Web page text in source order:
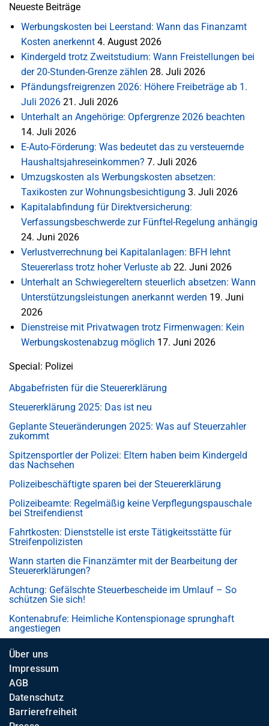
Neueste Beiträge
Werbungskosten bei Leerstand: Wann das Finanzamt
Kosten anerkennt 4. August 2026
Kindergeld trotz Zweitstudium: Wann Freistellungen bei
der 20-Stunden-Grenze zählen 28. Juli 2026
Pfändungsfreigrenzen 2026: Höhere Freibeträge ab 1.
Juli 2026 21. Juli 2026
Unterhalt an Angehörige: Opfergrenze 2026 beachten
14. Juli 2026
E-Auto-Förderung: Was bedeutet das zu versteuernde
Haushaltsjahreseinkommen? 7. Juli 2026
Umzugskosten als Werbungskosten absetzen:
Taxikosten zur Wohnungsbesichtigung 3. Juli 2026
Kapitalabfindung für Direktversicherung:
Verfassungsbeschwerde zur Fünftel-Regelung anhängig
24. Juni 2026
Verlustverrechnung bei Kapitalanlagen: BFH lehnt
Steuererlass trotz hoher Verluste ab 22. Juni 2026
Unterhalt an Schwiegereltern steuerlich absetzen: Wann
Unterstützungsleistungen anerkannt werden 19. Juni
2026
Dienstreise mit Privatwagen trotz Firmenwagen: Kein
Werbungskostenabzug möglich 17. Juni 2026
Special: Polizei
Abgabefristen für die Steuererklärung
Steuererklärung 2025: Das ist neu
Geplante Steueränderungen 2025: Was auf Steuerzahler
zukommt
Spitzensportler der Polizei: Eltern haben beim Kindergeld
das Nachsehen
Polizeibeschäftigte sparen bei der Steuererklärung
Polizeibeamte: Regelmäßig keine Verpflegungspauschale
bei Streifendienst
Fahrtkosten: Dienststelle ist erste Tätigkeitsstätte für
Streifenpolizisten
Wann starten die Finanzämter mit der Bearbeitung der
Steuererklärungen?
Achtung: Gefälschte Steuerbescheide im Umlauf – So
schützen Sie sich!
Kontenabrufe: Heimliche Kontenspionage sprunghaft
angestiegen
Über uns
Impressum
AGB
Datenschutz
Barrierefreiheit